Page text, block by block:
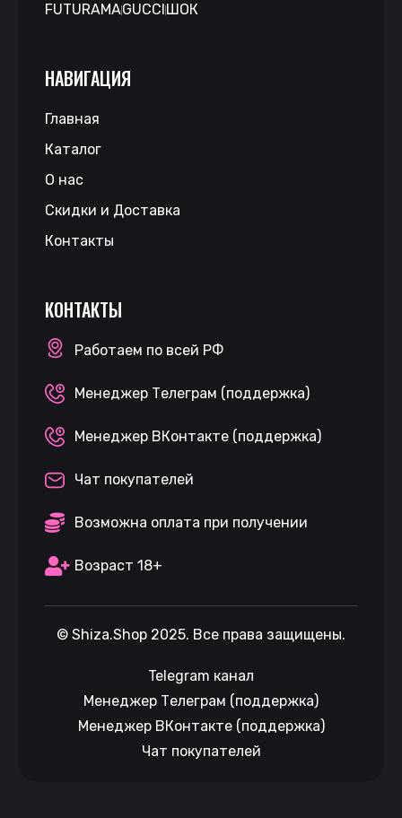
FUTURAMAGUCCI ШОК
НАВИГАЦИЯ
Главная
Каталог
О нас
Скидки и Доставка
Контакты
КОНТАКТЫ
Работаем по всей РФ
Менеджер Телеграм (поддержка)
Менеджер ВКонтакте (поддержка)
Чат покупателей
Возможна оплата при получении
Возраст 18+
© Shiza.Shop 2025. Все права защищены.
Telegram канал
Менеджер Телеграм (поддержка)
Менеджер ВКонтакте (поддержка)
Чат покупателей